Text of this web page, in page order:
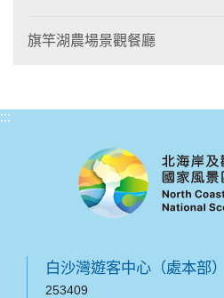
旗竿湖農場景觀餐廳
:::
白沙灣遊客中心（處本部）
253409